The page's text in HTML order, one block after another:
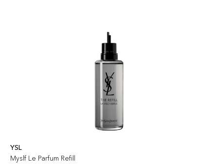
YSL
Myslf Le Parfum Refill